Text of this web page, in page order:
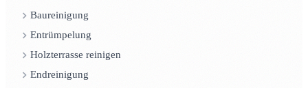
Baureinigung
Entrümpelung
Holzterrasse reinigen
Endreinigung